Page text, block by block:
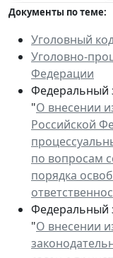
Документы по теме:
Уголовный
Уголовно-
Федерации
Федеральный
"О внесении
Российской
по вопросам
порядка
Федеральный
"О внесении